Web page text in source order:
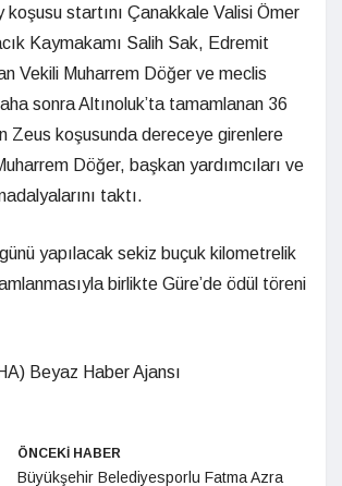
koşusu startını Çanakkale Valisi Ömer
Kaymakamı Salih Sak, Edremit
Vekili Muharrem Döğer ve meclis
sonra Altınoluk’ta tamamlanan 36
Zeus koşusunda dereceye girenlere
Döğer, başkan yardımcıları ve
taktı.
yapılacak sekiz buçuk kilometrelik
birlikte Güre’de ödül töreni
Beyaz Haber Ajansı
ÖNCEKİ HABER
Büyükşehir Belediyesporlu Fatma Azra